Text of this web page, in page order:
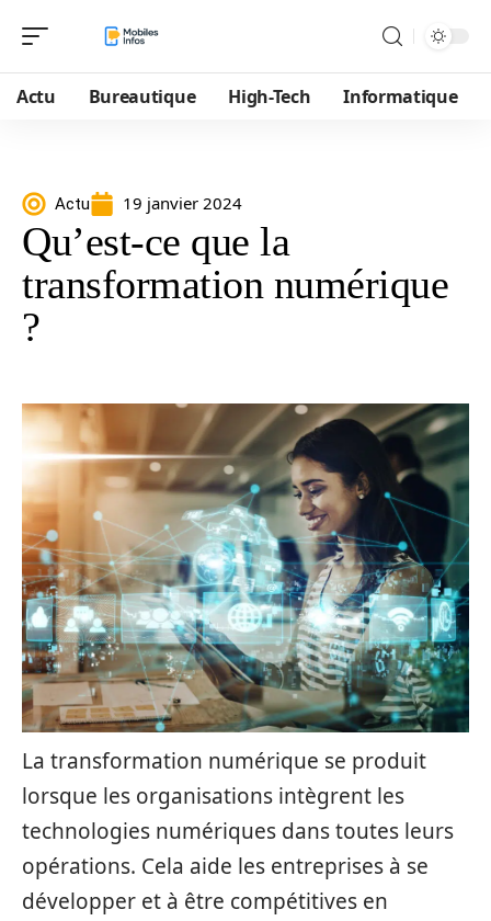
Actu Bureautique High-Tech Informatique
Actu 19 janvier 2024
Qu’est-ce que la
transformation numérique
?
La transformation numérique se produit
lorsque les organisations intègrent les
technologies numériques dans toutes leurs
opérations. Cela aide les entreprises à se
développer et à être compétitives en